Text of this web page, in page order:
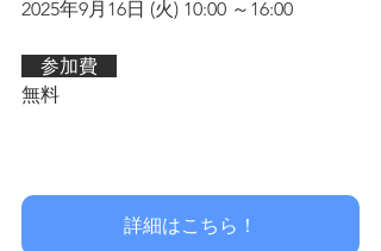
2025年9月16日 (火) 10:00 ～16:00
参加費
無料
詳細はこちら！